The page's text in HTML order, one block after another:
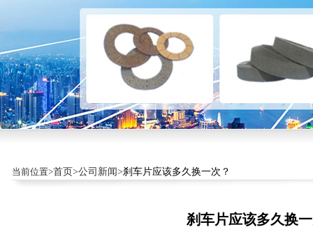
当前位置>首页>公司新闻>刹车片应该多久换一次？
刹车片应该多久换